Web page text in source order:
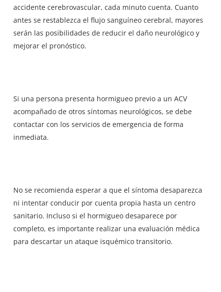
accidente cerebrovascular, cada minuto cuenta. Cuanto
antes se restablezca el flujo sanguíneo cerebral, mayores
serán las posibilidades de reducir el daño neurológico y
mejorar el pronóstico.
Si una persona presenta hormigueo previo a un ACV
acompañado de otros síntomas neurológicos, se debe
contactar con los servicios de emergencia de forma
inmediata.
No se recomienda esperar a que el síntoma desaparezca
ni intentar conducir por cuenta propia hasta un centro
sanitario. Incluso si el hormigueo desaparece por
completo, es importante realizar una evaluación médica
para descartar un ataque isquémico transitorio.